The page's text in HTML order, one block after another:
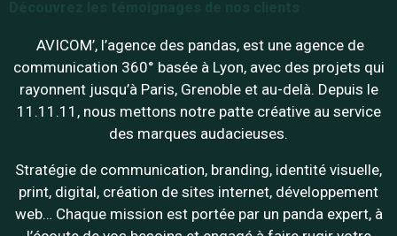
AVICOM’, l’agence des pandas, est une agence de
communication 360° basée à Lyon, avec des projets qui
rayonnent jusqu’à Paris, Grenoble et au-delà. Depuis le
11.11.11, nous mettons notre patte créative au service
des marques audacieuses.
Stratégie de communication, branding, identité visuelle,
print, digital, création de sites internet, développement
web… Chaque mission est portée par un panda expert, à